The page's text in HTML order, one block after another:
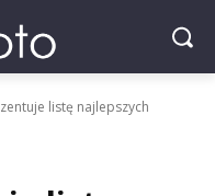
listę najlepszych